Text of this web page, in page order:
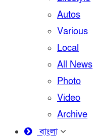
Autos
Various
Local
All News
Photo
Video
Archive
বাংলা